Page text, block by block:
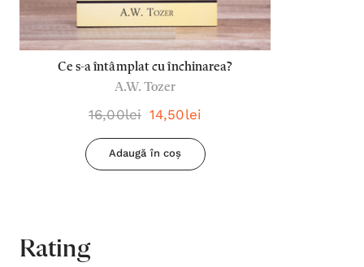
Ce s-a întâmplat cu închinarea?
A.W. Tozer
16,00lei 14,50lei
Adaugă în coș
Rating